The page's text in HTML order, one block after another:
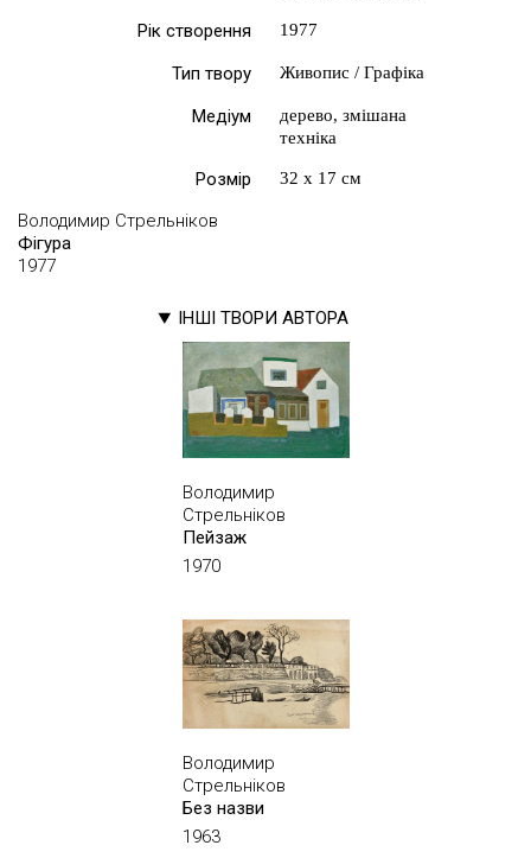
Володимир Стрельніков
Фігура
1977
ІНШІ ТВОРИ АВТОРА
Володимир
Стрельніков
Пейзаж
1970
Володимир
Стрельніков
Без назви
1963
Рік створення 1977
Тип твору Живопис / Графіка
Медіум
дерево, змішана
техніка
Розмір 32 х 17 см